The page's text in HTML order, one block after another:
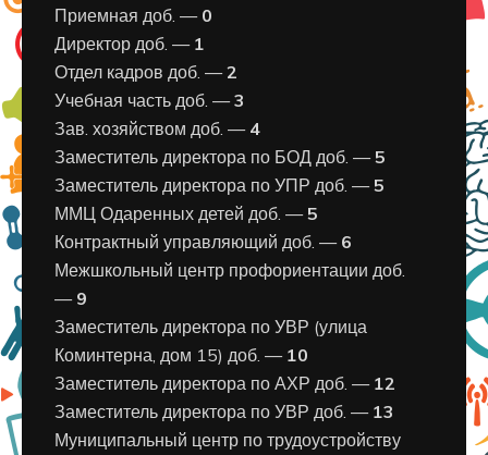
Приемная доб. — 0
Директор доб. — 1
Отдел кадров доб. —2
Учебная часть доб. —3
Зав. хозяйством доб. — 4
Заместитель директора по БОД доб. —5
Заместитель директора по УПР доб. —5
ММЦ Одаренных детей доб. —5
Контрактный управляющий доб. — 6
Межшкольный центр профориентации доб.
— 9
Заместитель директора по УВР (улица
Коминтерна, дом 15) доб. — 10
Заместитель директора по АХР доб. — 12
Заместитель директора по УВР доб. — 13
Муниципальный центр по трудоустройству